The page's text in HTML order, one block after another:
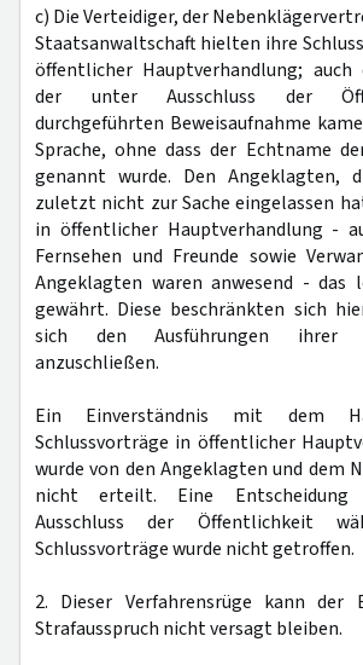
c) Die Verteidiger, der
Staatsanwaltschaft hielten ihre
öffentlicher Hauptverhandlung;
der unter Ausschluss der
durchgeführten Beweisaufnahme
Sprache, ohne dass der Echtname
genannt wurde. Den Angeklagten,
zuletzt nicht zur Sache eingelassen
in öffentlicher Hauptverhandlung -
Fernsehen und Freunde sowie
Angeklagten waren anwesend - das
gewährt. Diese beschränkten sich
sich den Ausführungen ihrer
anzuschließen.
Ein Einverständnis mit dem
Schlussvorträge in öffentlicher
wurde von den Angeklagten und dem
nicht erteilt. Eine
Ausschluss der Öffentlichkeit
Schlussvorträge wurde nicht getroffen.
2. Dieser Verfahrensrüge kann der
Strafausspruch nicht versagt bleiben.